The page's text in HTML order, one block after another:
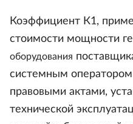
Коэффициент К1,
стоимости мощности
оборудования
системным оператором
правовыми актами,
технической